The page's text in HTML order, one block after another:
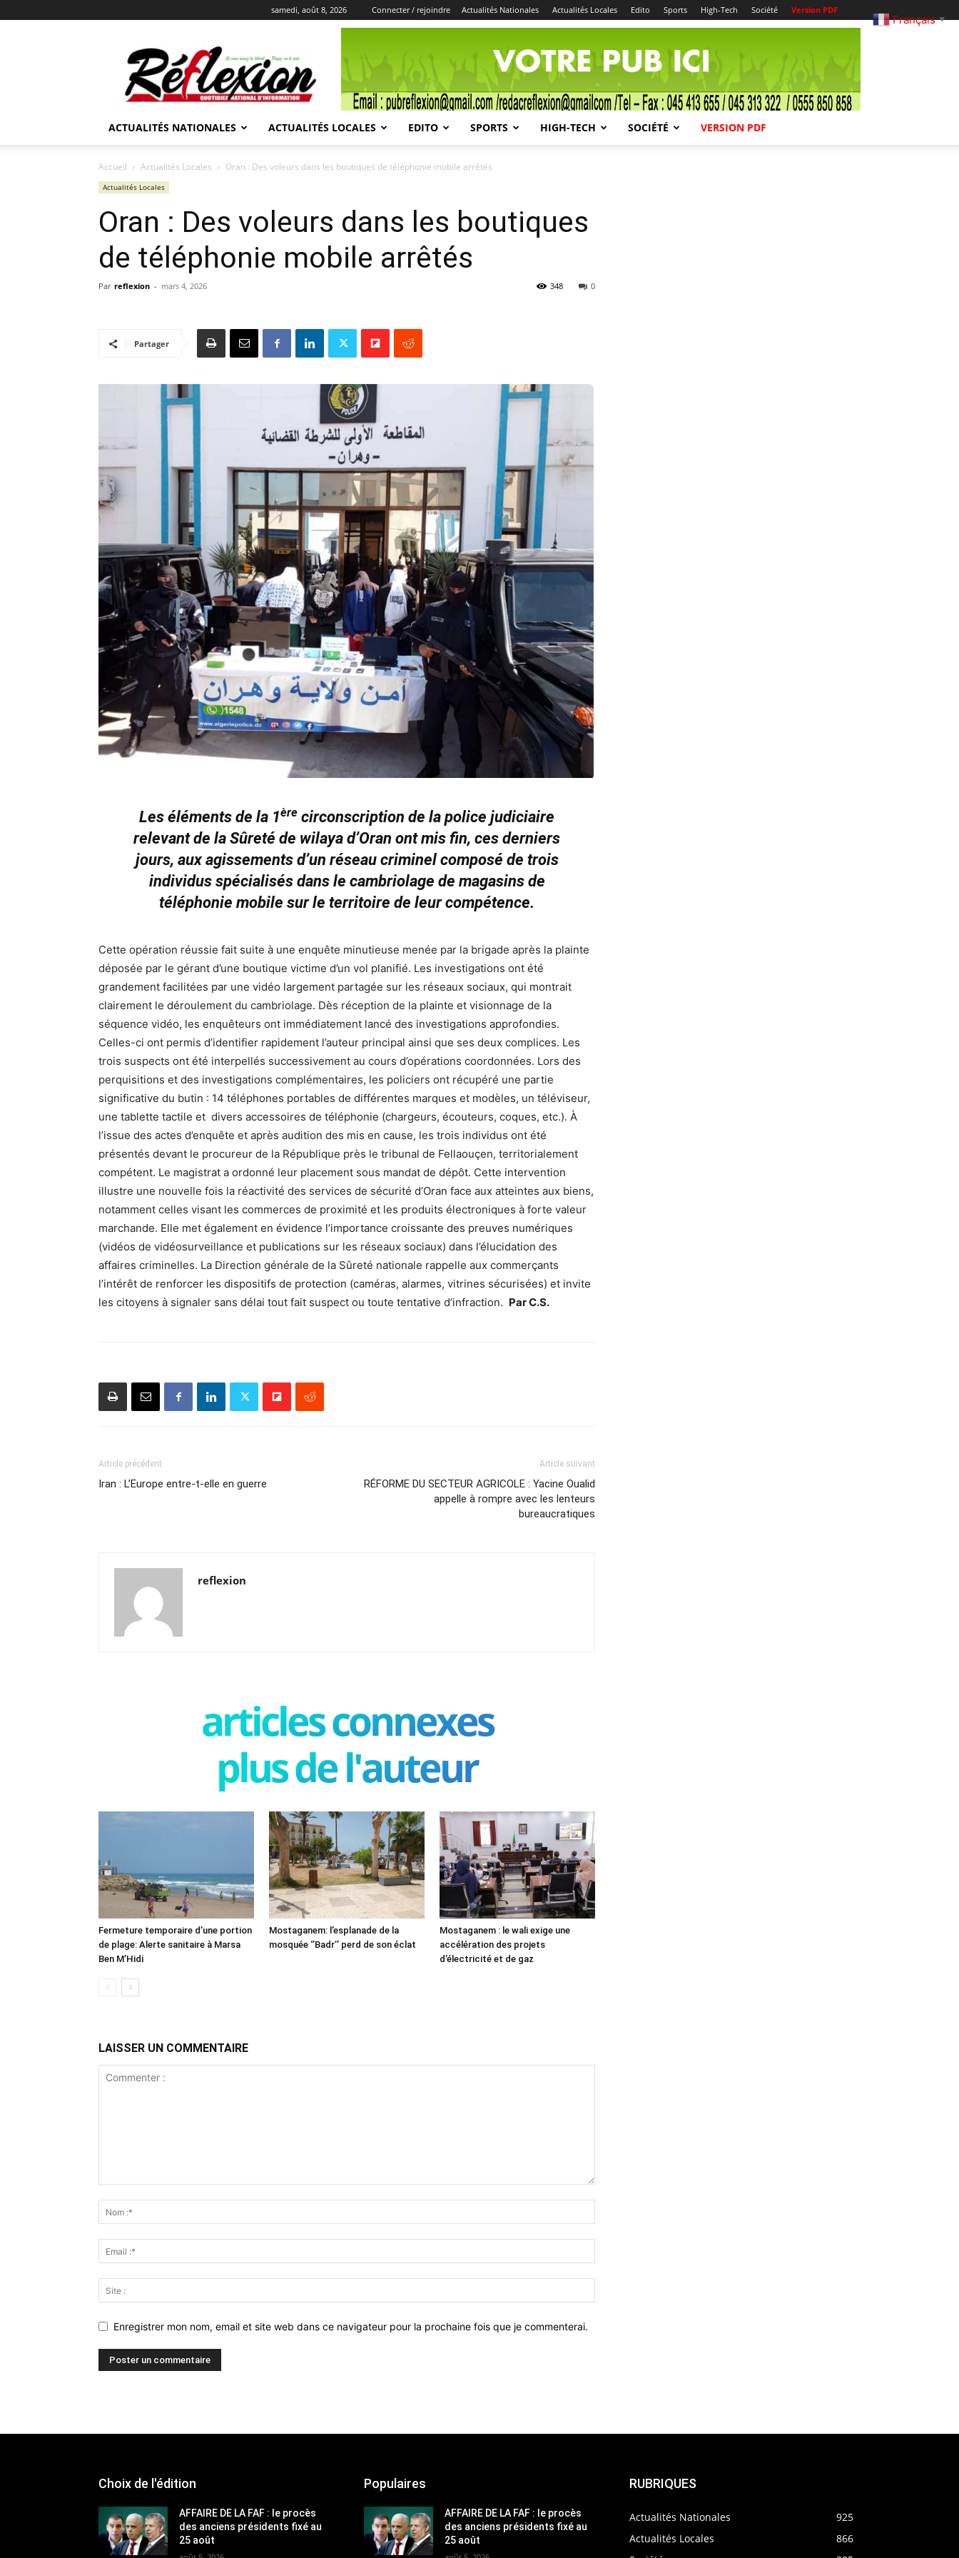
samedi, août 8, 2026 Connecter / rejoindre Actualités Nationales Actualités Locales Edito Sports High-Tech Société Version PDF
REFLEXION
ACTUALITÉS NATIONALES ACTUALITÉS LOCALES EDITO SPORTS HIGH-TECH SOCIÉTÉ VERSION PDF
Accueil Actualités Locales Oran : Des voleurs dans les boutiques de téléphonie mobile arrêtés
Actualités Locales
Oran : Des voleurs dans les boutiques
de téléphonie mobile arrêtés
Par reflexion - mars 4, 2026 0
348
Partager
Les éléments de la 1ère circonscription de la police judiciaire
relevant de la Sûreté de wilaya d’Oran ont mis fin, ces derniers
jours, aux agissements d’un réseau criminel composé de trois
individus spécialisés dans le cambriolage de magasins de
téléphonie mobile sur le territoire de leur compétence.
Cette opération réussie fait suite à une enquête minutieuse menée par la brigade après la plainte
déposée par le gérant d’une boutique victime d’un vol planifié. Les investigations ont été
grandement facilitées par une vidéo largement partagée sur les réseaux sociaux, qui montrait
clairement le déroulement du cambriolage. Dès réception de la plainte et visionnage de la
séquence vidéo, les enquêteurs ont immédiatement lancé des investigations approfondies.
Celles-ci ont permis d’identifier rapidement l’auteur principal ainsi que ses deux complices. Les
trois suspects ont été interpellés successivement au cours d’opérations coordonnées. Lors des
perquisitions et des investigations complémentaires, les policiers ont récupéré une partie
significative du butin : 14 téléphones portables de différentes marques et modèles, un téléviseur,
une tablette tactile et divers accessoires de téléphonie (chargeurs, écouteurs, coques, etc.). À
l’issue des actes d’enquête et après audition des mis en cause, les trois individus ont été
présentés devant le procureur de la République près le tribunal de Fellaouçen, territorialement
compétent. Le magistrat a ordonné leur placement sous mandat de dépôt. Cette intervention
illustre une nouvelle fois la réactivité des services de sécurité d’Oran face aux atteintes aux biens,
notamment celles visant les commerces de proximité et les produits électroniques à forte valeur
marchande. Elle met également en évidence l’importance croissante des preuves numériques
(vidéos de vidéosurveillance et publications sur les réseaux sociaux) dans l’élucidation des
affaires criminelles. La Direction générale de la Sûreté nationale rappelle aux commerçants
l’intérêt de renforcer les dispositifs de protection (caméras, alarmes, vitrines sécurisées) et invite
les citoyens à signaler sans délai tout fait suspect ou toute tentative d’infraction. Par C.S.
Article précédent
Iran : L’Europe entre-t-elle en guerre
Article suivant
RÉFORME DU SECTEUR AGRICOLE : Yacine Oualid
appelle à rompre avec les lenteurs
bureaucratiques
reflexion
articles connexes
plus de l'auteur
Fermeture temporaire d’une portion
de plage: Alerte sanitaire à Marsa
Ben M’Hidi
Mostaganem: l’esplanade de la
mosquée ‘’Badr’’ perd de son éclat
Mostaganem : le wali exige une
accélération des projets
d’électricité et de gaz
LAISSER UN COMMENTAIRE
Enregistrer mon nom, email et site web dans ce navigateur pour la prochaine fois que je commenterai.
Choix de l'édition
AFFAIRE DE LA FAF : le procès
des anciens présidents fixé au
25 août
Populaires
AFFAIRE DE LA FAF : le procès
des anciens présidents fixé au
25 août
RUBRIQUES
Actualités Nationales
925
Actualités Locales
866
Français ▼